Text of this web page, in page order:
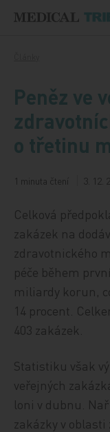
Peněz ve
o třetinu
1 minuta čtení 3. 12.
Celková
zakázek na
zdravotnického
péče během
miliardy korun,
14 procent.
403 zakázek.
Statistiku však
veřejných
loni v dubnu.
zakázky v